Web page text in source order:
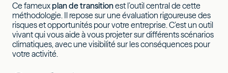
Ce fameux plan de transitionest l’outil central de cette
méthodologie. Il repose sur une évaluation rigoureuse des
risques et opportunités pour votre entreprise. C’est un outil
vivant qui vous aide à vous projeter sur différents scénarios
climatiques, avec une visibilité sur les conséquences pour
votre activité.